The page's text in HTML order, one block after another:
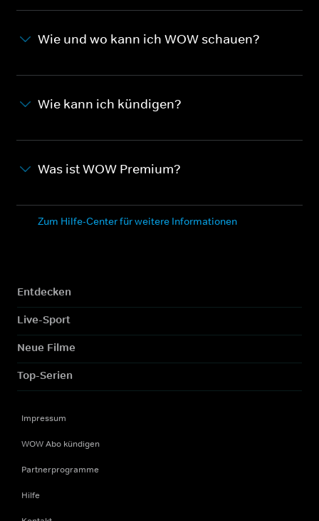
Wie und wo kann ich WOW schauen?
Wie kann ich kündigen?
Was ist WOW Premium?
Zum Hilfe-Center für weitere Informationen
Entdecken
Live-Sport
Neue Filme
Top-Serien
Impressum
WOW Abo kündigen
Partnerprogramme
Hilfe